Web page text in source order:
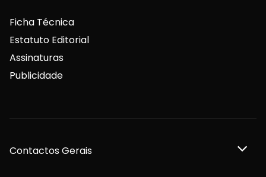
Ficha Técnica
Estatuto Editorial
Assinaturas
Publicidade
Contactos Gerais